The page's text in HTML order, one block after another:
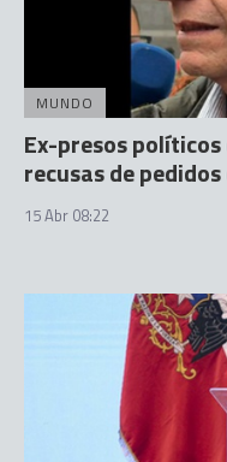
MUNDO
Ex-presos
recusas de
15 Abr 08:22